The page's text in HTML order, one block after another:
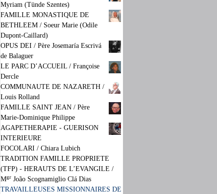
Myriam (Tünde Szentes)
FAMILLE MONASTIQUE DE
BETHLEEM / Soeur Marie (Odile
Dupont-Caillard)
OPUS DEI / Père Josemaría Escrivá
de Balaguer
LE PARC D’ACCUEIL / Françoise
Dercle
COMMUNAUTE DE NAZARETH /
Louis Rolland
FAMILLE SAINT JEAN / Père
Marie-Dominique Philippe
AGAPETHERAPIE - GUERISON
INTERIEURE
FOCOLARI / Chiara Lubich
TRADITION FAMILLE PROPRIETE
(TFP) - HERAUTS DE L’EVANGILE /
Mgr João Scognamiglio Clá Dias
TRAVAILLEUSES MISSIONNAIRES DE